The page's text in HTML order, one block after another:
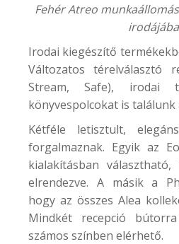
Fehér Atreo
Irodai kiegészítő
Változatos térelválasztó
Stream, Safe), irodai
könyvespolcokat is találunk
Kétféle letisztult,
forgalmaznak. Egyik az
kialakításban
elrendezve. A másik a
hogy az összes Alea
Mindkét recepció
számos színben elérhető.